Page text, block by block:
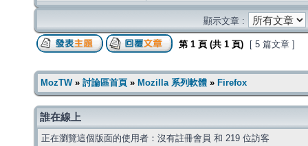
顯示文章 :
第 1 頁 (共 1 頁) [ 5 篇文章 ]
MozTW» 討論區首頁 » Mozilla 系列軟體 » Firefox
誰在線上
正在瀏覽這個版面的使用者：沒有註冊會員 和 219 位訪客